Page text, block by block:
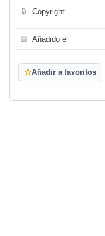
🔒 Copyright
📅 Añadido el
☆Añadir a favoritos